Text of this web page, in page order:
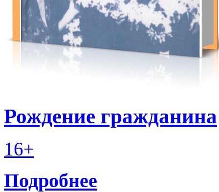
Рождение гражданина
16+
Подробнее